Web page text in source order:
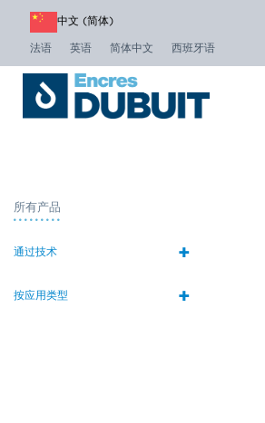
中文 (简体)
法语 英语 简体中文 西班牙语
所有产品
+
通过技术
+
按应用类型